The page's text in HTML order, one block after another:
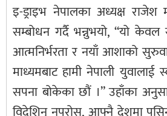
इ-ड्राइभ नेपालका अध्यक्ष राजेश
सम्बोधन गर्दै भन्नुभयो, “यो
आत्मनिर्भरता र नयाँ आशाको
माध्यमबाट हामी नेपाली युवालाई
सपना बोकेका छौं ।” उहाँका